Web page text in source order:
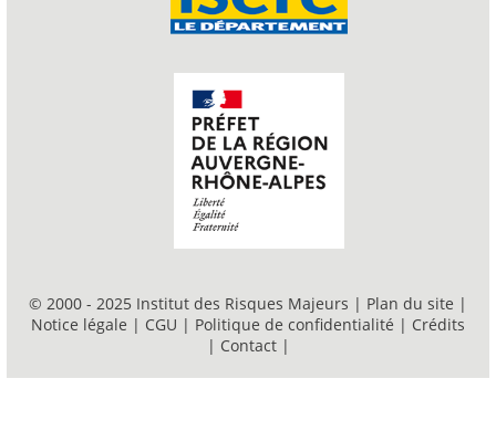
© 2000 - 2025 Institut des Risques Majeurs | Plan du site |
Notice légale | CGU | Politique de confidentialité | Crédits
| Contact |